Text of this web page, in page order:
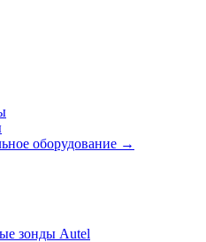
оборудование →
зонды Autel